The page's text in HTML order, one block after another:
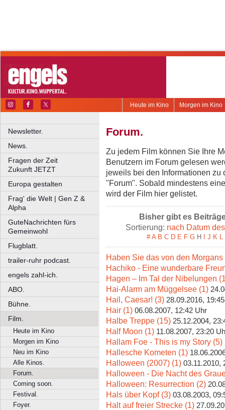
Morgen im Kino
Heute im Kino
Newsletter.
News.
Fragen der Zeit
Zukunft JETZT
Europa gestalten
Frag' die Welt | Gen Z &
Alpha
GuteNachrichten fürs
Gemeinwohl
Flugblatt.
trailer-ruhr podcast.
engels zahl-ich.
ABO.
Bühne.
Film.
Heute im Kino
Morgen im Kino
Neu im Kino
Alle Kinos.
Forum.
Coming soon.
Festival.
Foyer.
Forum.
Zu jedem Film können Sie Ihre
Benutzern im Forum gelesen
jeweils bei den Informationen zu
"Forum". Sobald mindestens
wird der Film hier gelistet.
Bisher gibt es
Sortierung: nach Datum
# A B C D E F GH I J K L
Haben Sie das von den Morgans
Hachiko - Eine wunderbare
Hagen – Im Tal der Nibelungen
Hai-Alarm am Müggelsee (1)
Hail, Caesar! (3) 28.09.2016,
Hair (1) 06.08.2007, 12:42 Uhr
Halbe Treppe (15) 25.12.2004,
Half Moon (1) 11.08.2007, 23:20
Hallam Foe - This is my Story (5)
Hallesche Kometen (1)
Halloween (2007) (1) 03.11.2010,
Halloween - Die Nacht des
Halloween: Resurrection (2)
Hals über Kopf (3) 03.08.2003,
Halt auf freier Strecke (1)